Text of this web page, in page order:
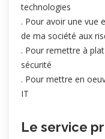
technologies
. Pour avoir une vue
de ma société aux
. Pour remettre à
sécurité
. Pour mettre en
IT
Le service